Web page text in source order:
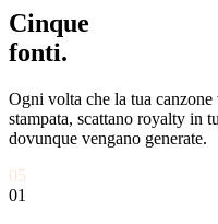
Cinque
fonti.
Ogni volta che la tua canzone
stampata, scattano royalty in
dovunque vengano generate.
05
01